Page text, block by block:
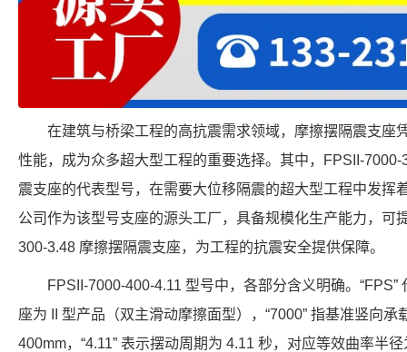
在建筑与桥梁工程的高抗震需求领域，摩擦摆隔震支座
性能，成为众多超大型工程的重要选择。其中，FPSII-
震支座的代表型号，在需要大位移隔震的超大型工程中发挥
公司作为该型号支座的源头工厂，具备规模化生产能力，可
300-3.48 摩擦摆隔震支座，为工程的抗震安全提供保障。
FPSII-7000-400-4.11 型号中，各部分含义明确。“FPS”
座为 II 型产品（双主滑动摩擦面型），“7000” 指基准竖向承
400mm，“4.11” 表示摆动周期为 4.11 秒，对应等效曲率半